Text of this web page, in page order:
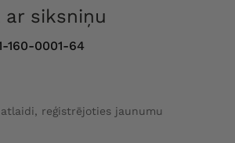
ar siksniņu
160-0001-64
reģistrējoties jaunumu